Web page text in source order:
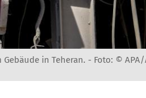
in Teheran. - Foto: © APA/